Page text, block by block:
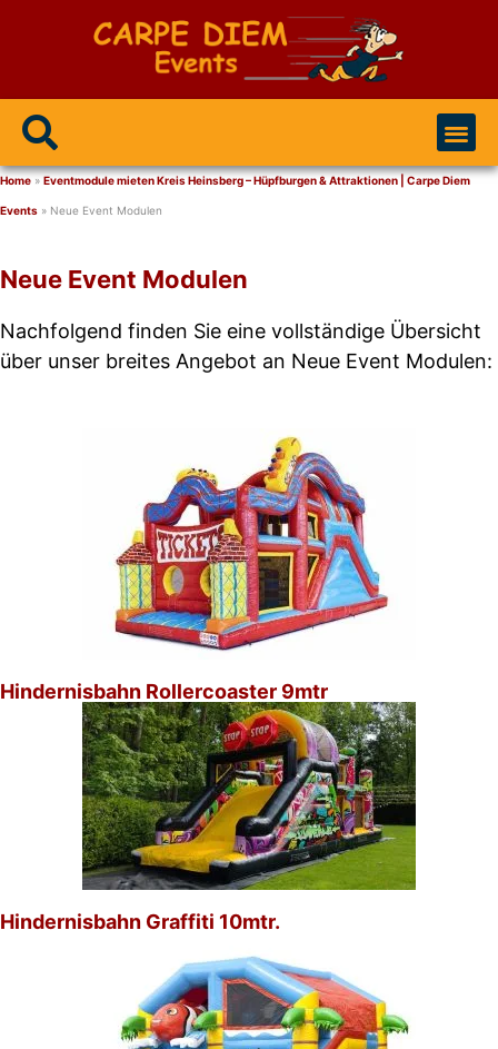
Home » Eventmodule mieten Kreis Heinsberg – Hüpfburgen & Attraktionen | Carpe Diem
Events » Neue Event Modulen
Neue Event Modulen
Nachfolgend finden Sie eine vollständige Übersicht
über unser breites Angebot an Neue Event Modulen:
Hindernisbahn Rollercoaster 9mtr
Hindernisbahn Graffiti 10mtr.